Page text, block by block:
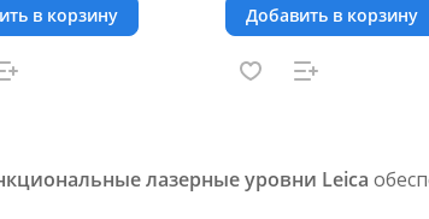
в корзину Добавить в корзину
лазерные уровни Leica